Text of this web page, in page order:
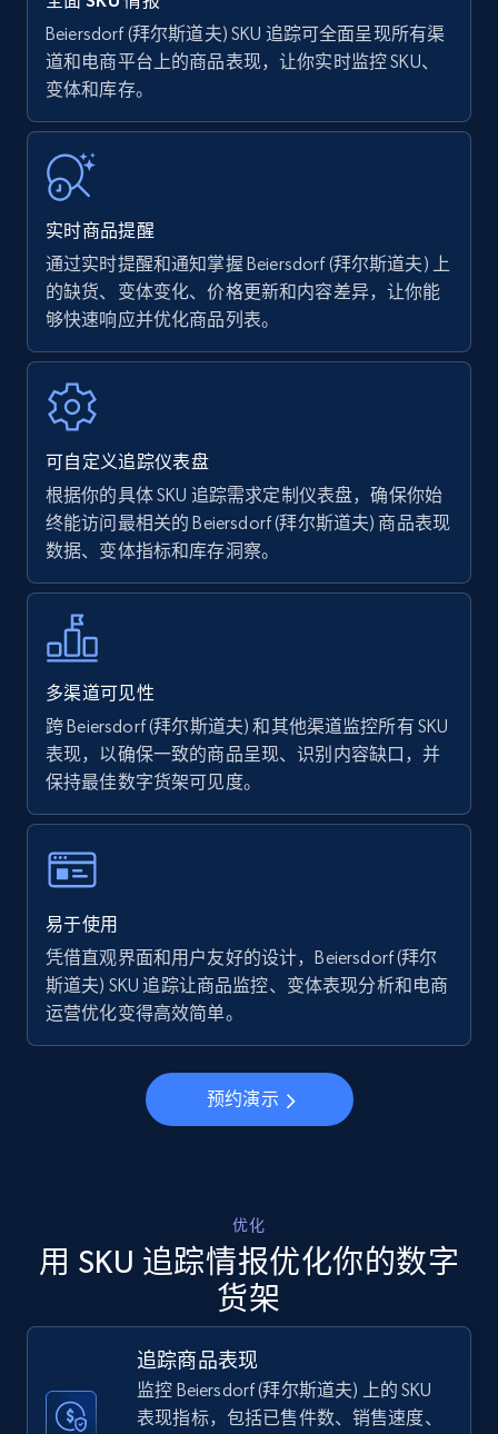
Amazon Reviews
URL, Product name, Product rating, Product
rating object, Product rating max, Rating,
Author name, Asin, and more.
Walmart - products
URL, Final price, Sku, Currency, Gtin,
Specifications, Image urls, Top reviews, and
more.
5.6K+ 875+
using specific category URL
URL, Final price, Sku, Currency, Gtin,
Specifications, Image urls, Top reviews, and
more.
5.6K+ 875+ 立即开始
Walmart - products - Collects products by
specific keywords
URL, Final price, Sku, Currency, Gtin,
Specifications, Image urls, Top reviews, and
more.
5.6K+ 875+
Walmart - products - Discover products by
Specifications, Image urls, Top reviews, and
more.
TikTok Shop
Beiersdorf (拜尔斯道夫) SKU 追踪可全面呈现所有渠
道和电商平台上的商品表现，让你实时监控 SKU、
变体和库存。
实时商品提醒
通过实时提醒和通知掌握 Beiersdorf (拜尔斯道夫) 上
的缺货、变体变化、价格更新和内容差异，让你能
够快速响应并优化商品列表。
可自定义追踪仪表盘
根据你的具体 SKU 追踪需求定制仪表盘，确保你始
终能访问最相关的 Beiersdorf (拜尔斯道夫) 商品表现
数据、变体指标和库存洞察。
多渠道可见性
跨 Beiersdorf (拜尔斯道夫) 和其他渠道监控所有 SKU
表现，以确保一致的商品呈现、识别内容缺口，并
保持最佳数字货架可见度。
易于使用
凭借直观界面和用户友好的设计，Beiersdorf (拜尔
斯道夫) SKU 追踪让商品监控、变体表现分析和电商
运营优化变得高效简单。
预约演示
优化
用 SKU 追踪情报优化你的数字
货架
追踪商品表现
监控 Beiersdorf (拜尔斯道夫) 上的 SKU
表现指标，包括已售件数、销售速度、